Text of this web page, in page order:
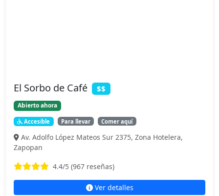
El Sorbo de Café $$
Abierto ahora
Accesible Para llevar Comer aquí
Av. Adolfo López Mateos Sur 2375, Zona Hotelera,
Zapopan
4.4/5 (967 reseñas)
Ver detalles